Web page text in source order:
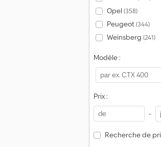
Opel (358)
Peugeot(344)
Weinsberg (241)
Modèle :
Prix :
-
Recherche de